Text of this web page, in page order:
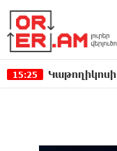
Կաթողիկոսի դատը.